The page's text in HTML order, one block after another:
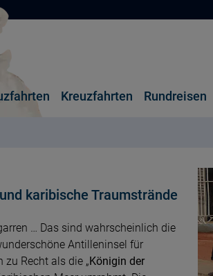
Kreuzfahrten Rundreisen
karibische Traumstrände
… Das sind wahrscheinlich die
Antilleninsel für
Recht als die „Königin der